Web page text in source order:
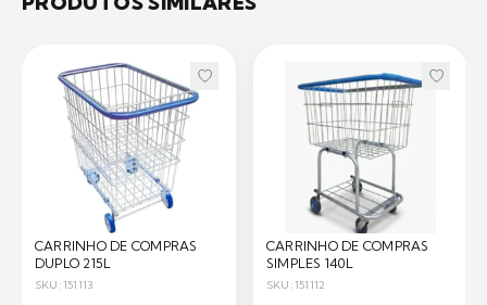
CARRINHO DE COMPRAS
DUPLO 215L
SKU: 151113
CARRINHO DE COMPRAS
SIMPLES 140L
SKU: 151112